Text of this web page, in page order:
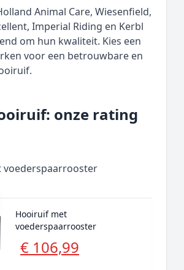
Animal Care, Wiesenfield,
Imperial Riding en Kerbl
om hun kwaliteit. Kies een
voor een betrouwbare en
onze rating
voederspaarrooster
Hooiruif met
voederspaarrooster
€ 106,99